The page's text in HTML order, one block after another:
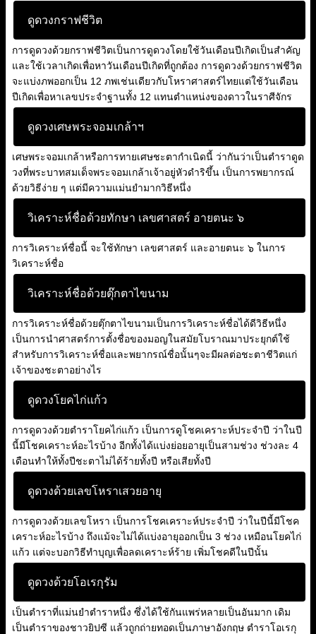
ดูดวงกราฟชีวิต
การดูดวงด้วยกราฟชีวิตเป็นการดูดวงโดยใช้วันเดือนปีเกิดเป็นสำคัญ
และใช้เวลาเกิดเพื่อหาวันเดือนปีเกิดที่ถูกต้อง การดูดวงด้วยกราฟชีวิต
จะแบ่งภพออกเป็น 12 ภพเช่นเดียวกับโหราศาสตร์ไทยแต่ใช้วันเดือน
ปีเกิดเพื่อหาเลขประจำฐานทั้ง 12 แทนตำแหน่งของดาวในราศีจักร
ดูดวงเศษพระจอมเกล้าฯ
เศษพระจอมเกล้าหรือการทายเศษชะตากำเนิดนี้ ว่ากันว่าเป็นตำราดูด
วงที่พระบาทสมเด็จพระจอมเกล้าเจ้าอยู่หัวดำริขึ้น เป็นการพยากรณ์
ด้วยวิธีง่าย ๆ แต่มีความแม่นยำมากวิธีหนึ่ง
วิเคราะห์ชื่อด้วยทักษา เลขศาสตร์ อายตนะ ๖
การวิเคราะห์ชื่อนี้ จะใช้ทักษา เลขศาสตร์ และอายตนะ ๖ ในการ
วิเคราะห์ชื่อ
วิเคราะห์ชื่อด้วยตุ๊กตาไขนาม
การวิเคราะห์ชื่อด้วยตุ๊กตาไขนามเป็นการวิเคราะห์ชื่อได้ดีวิธีหนึ่ง
เป็นการนำศาสตร์การตั้งชื่อของมอญในสมัยโบราณมาประยุกต์ใช้
สำหรับการวิเคราะห์ชื่อและพยากรณ์ชื่อนั้นๆจะมีผลต่อชะตาชีวิตแก่
เจ้าของชะตาอย่างไร
ดูดวงโยคไก่แก้ว
การดูดวงด้วยตำราโยคไก่แก้ว เป็นการดูโชคเคราะห์ประจำปี ว่าในปี
นี้มีโชคเคราะห์อะไรบ้าง อีกทั้งได้แบ่งย่อยอายุเป็นสามช่วง ช่วงละ 4
เดือนทำให้ทั้งปีชะตาไม่ได้ร้ายทั้งปี หรือเสียทั้งปี
ดูดวงด้วยเลขโหราเสวยอายุ
การดูดวงด้วยเลขโหรา เป็นการโชคเคราะห์ประจำปี ว่าในปีนี้มีโชค
เคราะห์อะไรบ้าง ถึงแม้จะไม่ได้แบ่งอายุออกเป็น 3 ช่วง เหมือนโยคไก่
แก้ว แต่จะบอกวิธีทำบุญเพื่อลดเคราะห์ร้าย เพิ่มโชคดีในปีนั้น
ดูดวงด้วยโอเรกุรัม
เป็นตำราที่แม่นยำตำราหนึ่ง ซึ่งได้ใช้กันแพร่หลายเป็นอันมาก เดิม
เป็นตำราของชาวยิปซี แล้วถูกถ่ายทอดเป็นภาษาอังกฤษ ตำราโอเรกุ